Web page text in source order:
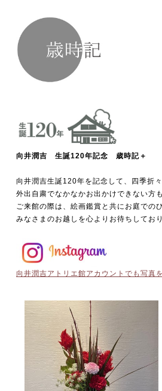
向井潤吉 生誕120年記念 歳時記＋
向井潤吉生誕120年を記念して、四季折
外出自粛でなかなかお出かけできない方
ご来館の際は、絵画鑑賞と共にお庭での
みなさまのお越しを心よりお待ちしてお
向井潤吉アトリエ館アカウントでも写真